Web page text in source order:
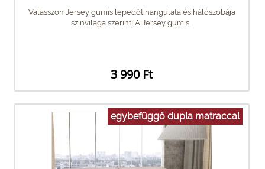
Válasszon Jersey gumis lepedőt hangulata és hálószobája
színvilága szerint! A Jersey gumis...
3 990 Ft
egybefüggő dupla matraccal